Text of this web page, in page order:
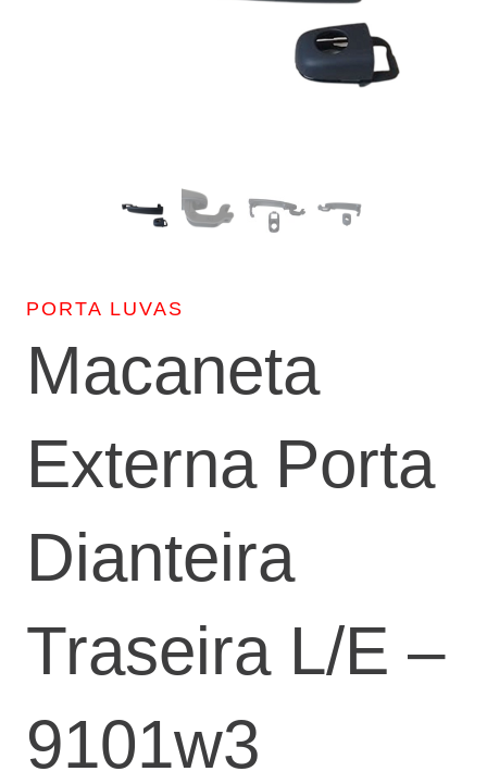
PORTA LUVAS
Macaneta
Externa Porta
Dianteira
Traseira L/E –
9101w3